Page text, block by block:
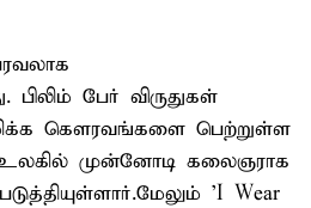
பிலிம் பேர் விருதுகள்
கௌரவங்களை பெற்றுள்ள
முன்னோடி கலைஞராக
'I Wear